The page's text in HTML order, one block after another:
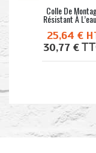
Mastic Acrylique Pour
Joints Et Fissures –
2,43 €HT
2,92 €TTC